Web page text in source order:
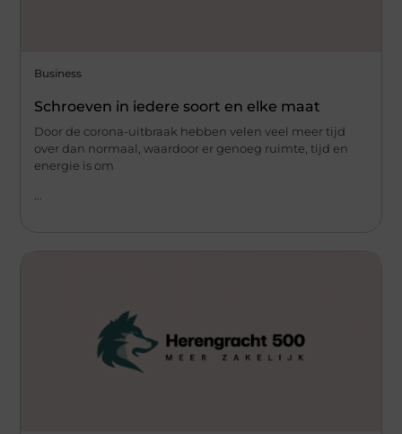
Business
Schroeven in iedere soort en elke maat
Door de corona-uitbraak hebben velen veel meer tijd
over dan normaal, waardoor er genoeg ruimte, tijd en
energie is om
...